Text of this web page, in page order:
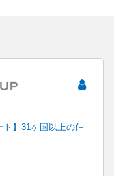
ト】31ヶ国以上の仲